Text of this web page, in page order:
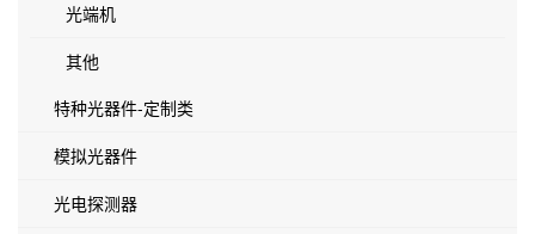
光端机
其他
特种光器件-定制类
模拟光器件
光电探测器